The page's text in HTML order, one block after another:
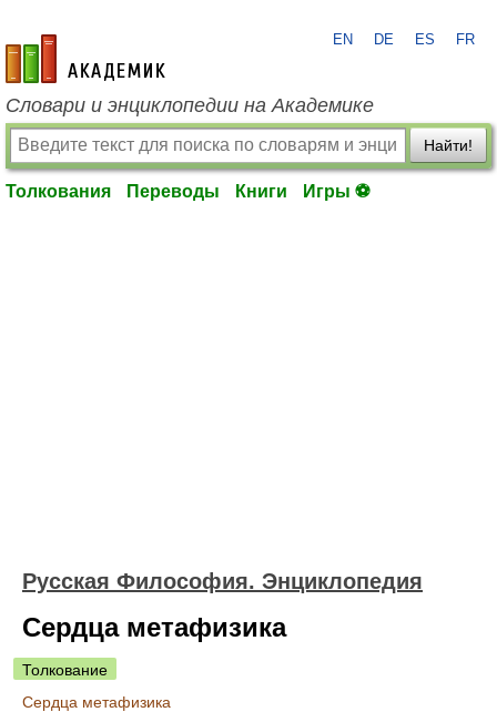
academic.ru
EN DE ES FR
Словари и энциклопедии на Академике
Найти!
Толкования Переводы Книги Игры ⚽
Русская Философия. Энциклопедия
Сердца метафизика
Толкование
Сердца метафизика